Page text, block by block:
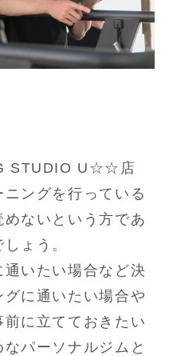
STUDIO U☆☆店
ングを行っている
ないという方であ
ょう。
いたい場合など決
に通いたい場合や
前に立てておきたい
パーソナルジムと